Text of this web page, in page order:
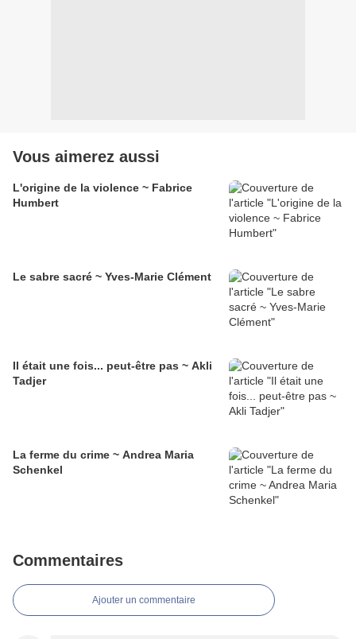
Vous aimerez aussi
L'origine de la violence ~ Fabrice
Humbert
Le sabre sacré ~ Yves-Marie Clément
Il était une fois... peut-être pas ~ Akli
Tadjer
La ferme du crime ~ Andrea Maria
Schenkel
Commentaires
Ajouter un commentaire